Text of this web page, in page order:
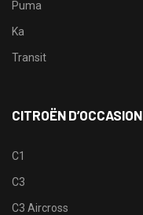
Puma
Ka
Transit
CITROËN D’OCCASION
C1
C3
C3 Aircross